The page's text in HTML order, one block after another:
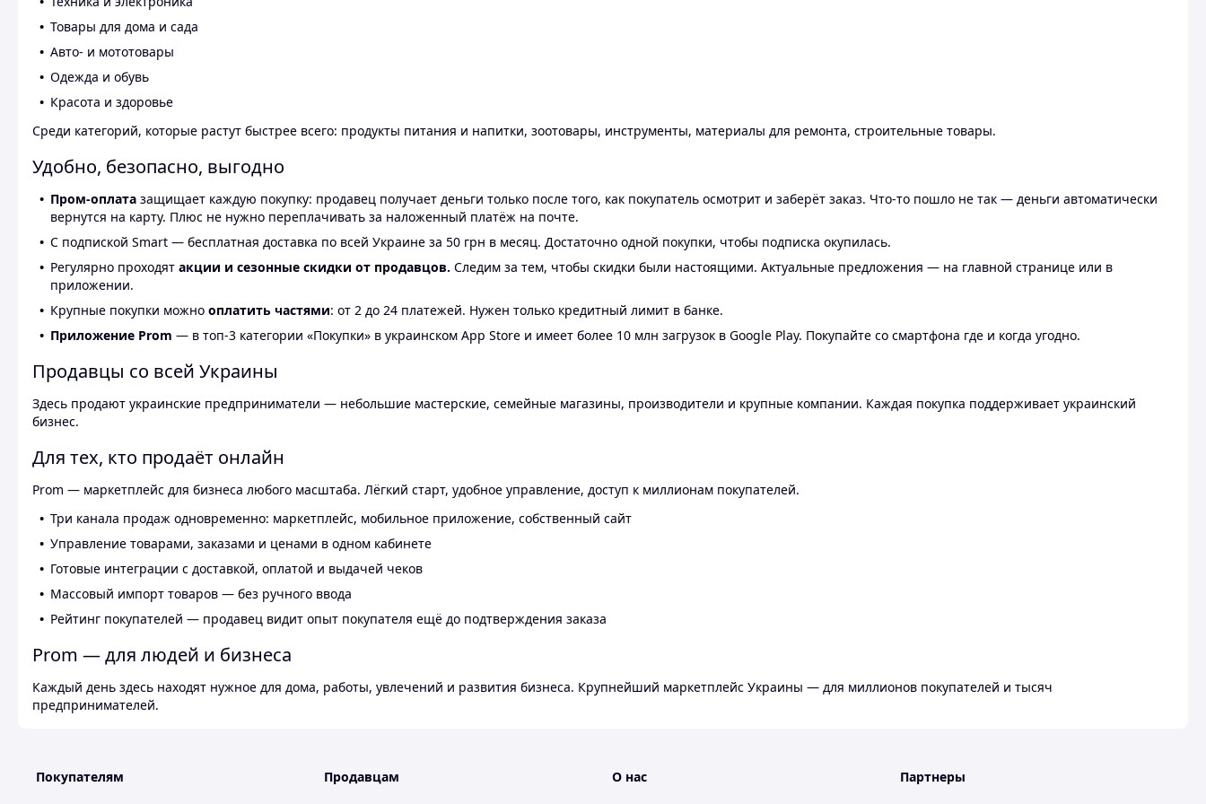
Товары для дома и сада
Авто- и мототовары
Одежда и обувь
Красота и здоровье
Среди категорий, которые растут быстрее всего: продукты питания и напитки, зоотовары, инструменты, материалы для ремонта, строительные товары.
Удобно, безопасно, выгодно
Пром-оплата защищает каждую покупку: продавец получает деньги только после того, как покупатель осмотрит и заберёт заказ. Что-то пошло не так — деньги автоматически
вернутся на карту. Плюс не нужно переплачивать за наложенный платёж на почте.
С подпиской Smart — бесплатная доставка по всей Украине за 50 грн в месяц. Достаточно одной покупки, чтобы подписка окупилась.
Регулярно проходят акции и сезонные скидки от продавцов. Следим за тем, чтобы скидки были настоящими. Актуальные предложения — на главной странице или в
приложении.
Крупные покупки можно оплатить частями: от 2 до 24 платежей. Нужен только кредитный лимит в банке.
Приложение Prom — в топ-3 категории «Покупки» в украинском App Store и имеет более 10 млн загрузок в Google Play. Покупайте со смартфона где и когда угодно.
Продавцы со всей Украины
Здесь продают украинские предприниматели — небольшие мастерские, семейные магазины, производители и крупные компании. Каждая покупка поддерживает украинский
бизнес.
Для тех, кто продаёт онлайн
Prom — маркетплейс для бизнеса любого масштаба. Лёгкий старт, удобное управление, доступ к миллионам покупателей.
Три канала продаж одновременно: маркетплейс, мобильное приложение, собственный сайт
Управление товарами, заказами и ценами в одном кабинете
Готовые интеграции с доставкой, оплатой и выдачей чеков
Массовый импорт товаров — без ручного ввода
Рейтинг покупателей — продавец видит опыт покупателя ещё до подтверждения заказа
Prom — для людей и бизнеса
Каждый день здесь находят нужное для дома, работы, увлечений и развития бизнеса. Крупнейший маркетплейс Украины — для миллионов покупателей и тысяч
предпринимателей.
Покупателям Продавцам О нас Партнеры